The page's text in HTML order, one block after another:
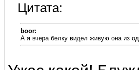
Цитата:
boor:
А я вчера белку видел живую она из